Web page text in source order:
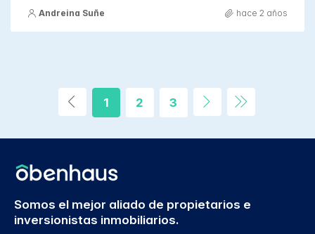
Andreina Suñe hace 2 años
1 2 3
Somos el mejor aliado de propietarios e
inversionistas inmobiliarios.